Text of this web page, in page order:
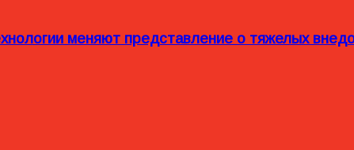
меняют представление о тяжелых